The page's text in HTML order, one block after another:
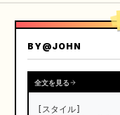
BY@JOHN
全文を見る
[スタイル]